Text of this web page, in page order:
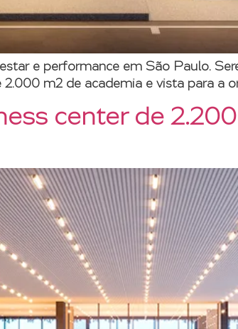
e performance em São Paulo.
m2 de academia e vista para a
center de